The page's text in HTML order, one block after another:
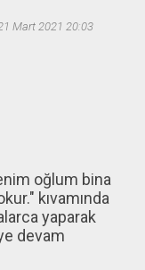
Mart 2021 20:03
oğlum bina
kıvamında
yaparak
devam